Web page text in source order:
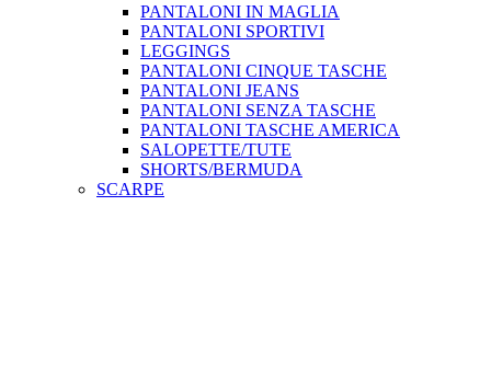
PANTALONI IN MAGLIA
PANTALONI SPORTIVI
LEGGINGS
PANTALONI CINQUE TASCHE
PANTALONI JEANS
PANTALONI SENZA TASCHE
PANTALONI TASCHE AMERICA
SALOPETTE/TUTE
SHORTS/BERMUDA
SCARPE